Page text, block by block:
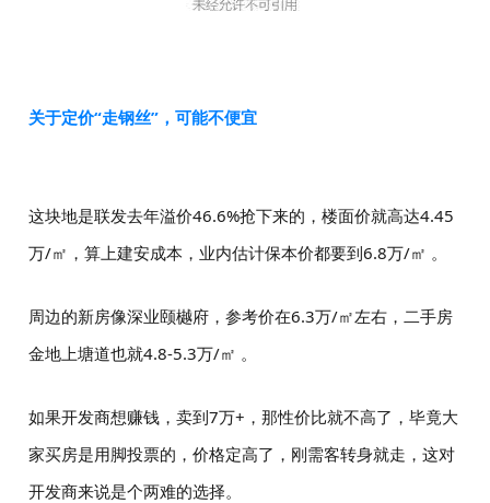
关于定价“走钢丝”，可能不便宜
这块地是联发去年溢价46.6%抢下来的，楼面价就高达4.45
万/㎡，算上建安成本，业内估计保本价都要到6.8万/㎡ 。
周边的新房像深业颐樾府，参考价在6.3万/㎡左右，二手房
金地上塘道也就4.8-5.3万/㎡ 。
如果开发商想赚钱，卖到7万+，那性价比就不高了，毕竟大
家买房是用脚投票的，价格定高了，刚需客转身就走，这对
开发商来说是个两难的选择。